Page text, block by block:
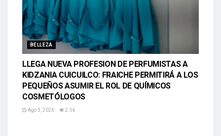
BELLEZA
LLEGA NUEVA PROFESION DE PERFUMISTAS A
KIDZANIA CUICUILCO: FRAICHE PERMITIRÁ A LOS
PEQUEÑOS ASUMIR EL ROL DE QUÍMICOS
COSMETÓLOGOS
Ago 3, 2026 2.5k